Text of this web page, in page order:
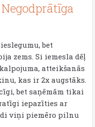
bet
zems. Si iemesla dēļ
atteikšanās
kas ir 2x augstāks.
bet saņēmām tikai
iepazīties ar
viņi piemēro pilnu